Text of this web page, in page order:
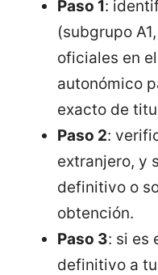
Paso 1:
(subgrupo
oficiales en
autonómico
exacto de
Paso 2:
extranjero, y
definitivo o
obtención.
Paso 3: si es
definitivo a